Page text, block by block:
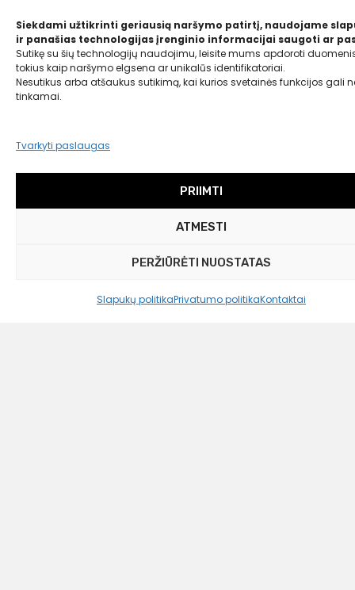
Siekdami užtikrinti geriausią naršymo patirtį, naudojame
ir panašias technologijas įrenginio informacijai saugoti ar
Sutikę su šių technologijų naudojimu, leisite mums apdoroti
tokius kaip naršymo elgsena ar unikalūs identifikatoriai.
Nesutikus arba atšaukus sutikimą, kai kurios svetainės funkcijos gali
tinkamai.
Tvarkyti paslaugas
PRIIMTI
ATMESTI
PERŽIŪRĖTI NUOSTATAS
Slapukų politikaPrivatumo politikaKontaktai
599,00 €